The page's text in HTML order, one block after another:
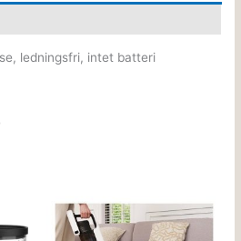
ledningsfri, intet batteri